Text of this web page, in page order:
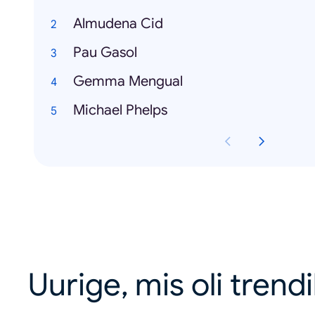
Almudena Cid
Pau Gasol
Gemma Mengual
Michael Phelps
Uurige, mis oli